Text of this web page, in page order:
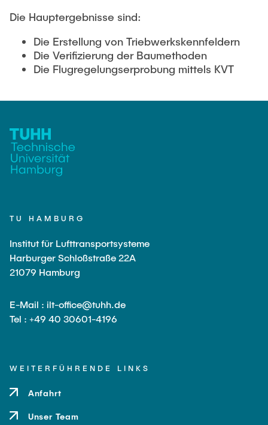
Die Hauptergebnisse sind:
Die Erstellung von Triebwerkskennfeldern
Die Verifizierung der Baumethoden
Die Flugregelungserprobung mittels KVT
TU HAMBURG
Institut für Lufttransportsysteme
Harburger Schloßstraße 22A
21079 Hamburg
E-Mail : ilt-office@tuhh.de
Tel : +49 40 30601-4196
WEITERFÜHRENDE LINKS
Anfahrt
Unser Team